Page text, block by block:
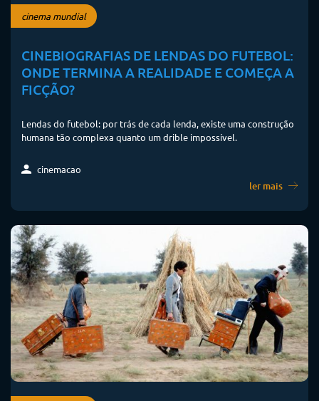
cinema mundial
CINEBIOGRAFIAS DE LENDAS DO FUTEBOL:
ONDE TERMINA A REALIDADE E COMEÇA A
FICÇÃO?
Lendas do futebol: por trás de cada lenda, existe uma construção
humana tão complexa quanto um drible impossível.
cinemacao
ler mais